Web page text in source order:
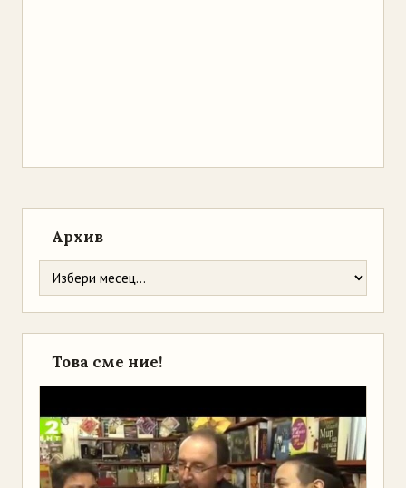
Архив
Това сме ние!